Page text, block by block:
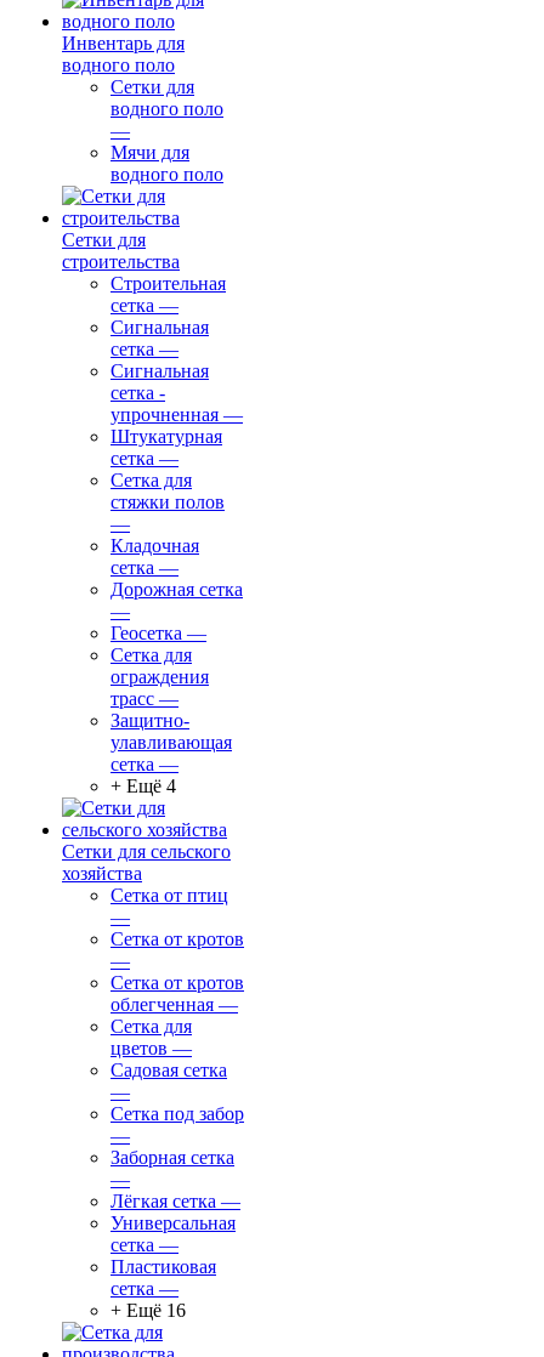
Инвентарь для
водного поло
Сетки для
водного поло
—
Мячи для
водного поло
Сетки для
строительства
Строительная
сетка —
Сигнальная
сетка —
Сигнальная
сетка -
упрочненная —
Штукатурная
сетка —
Сетка для
стяжки полов
—
Кладочная
сетка —
Дорожная сетка
—
Геосетка —
Сетка для
ограждения
трасс —
Защитно-
улавливающая
сетка —
+ Ещё 4
Сетки для сельского
хозяйства
Сетка от птиц
—
Сетка от кротов
—
Сетка от кротов
облегченная —
Сетка для
цветов —
Садовая сетка
—
Сетка под забор
—
Заборная сетка
—
Лёгкая сетка —
Универсальная
сетка —
Пластиковая
сетка —
+ Ещё 16